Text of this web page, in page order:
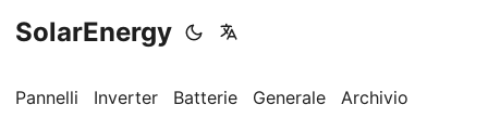
SolarEnergy
Pannelli Inverter Batterie Generale Archivio